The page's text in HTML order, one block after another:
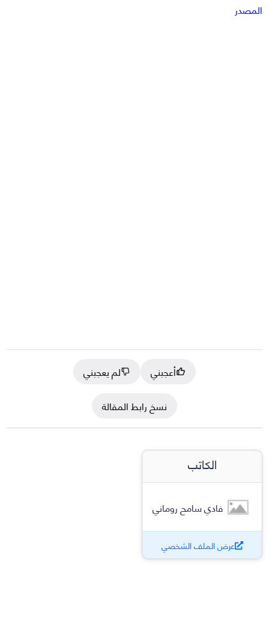
المصدر
أعجبني
لم يعجبني
نسخ رابط المقالة
الكاتب
فادي سامح روماني
عرض الملف الشخصي